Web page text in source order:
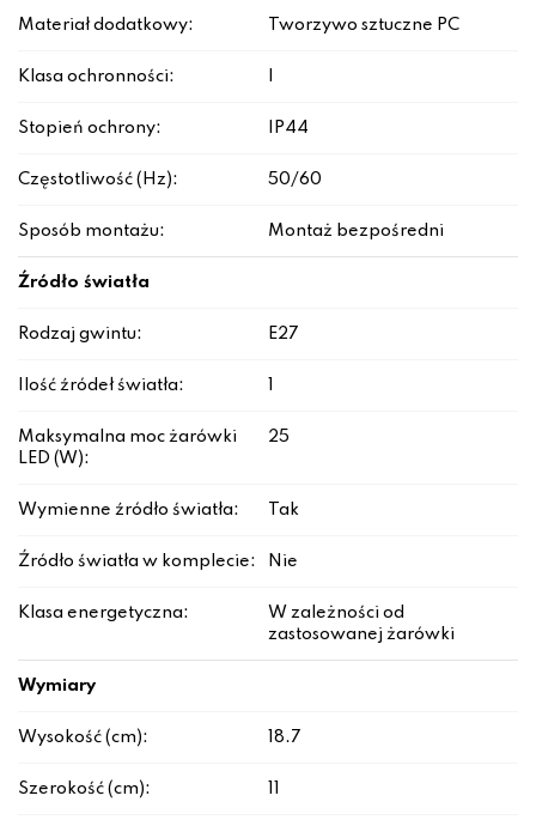
Materiał dodatkowy: Tworzywo sztuczne PC
Klasa ochronności:
Stopień ochrony: IP44
Częstotliwość (Hz): 50/60
Sposób montażu: Montaż bezpośredni
Źródło światła
Rodzaj gwintu: E27
Ilość źródeł światła:
Maksymalna moc żarówki
LED (W):
25
Wymienne źródło światła: Tak
Źródło światła w komplecie: Nie
Klasa energetyczna:
W zależności od
zastosowanej żarówki
Wymiary
Wysokość (cm): 18.7
Szerokość (cm):